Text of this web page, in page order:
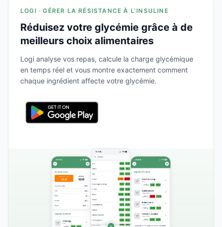
LOGI · GÉRER LA RÉSISTANCE À L'INSULINE
Réduisez votre glycémie grâce à de
meilleurs choix alimentaires
Logi analyse vos repas, calcule la charge glycémique
en temps réel et vous montre exactement comment
chaque ingrédient affecte votre glycémie.